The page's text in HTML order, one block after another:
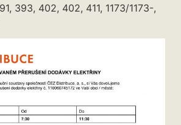
393, 402, 402, 411, 1173/1173-,